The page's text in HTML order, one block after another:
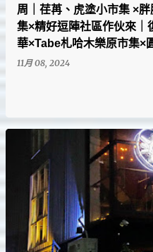
周｜荏苒、虎塗小市集 ×
集×精好逗陣社區作伙來｜
華×Tabe札哈木樂原市集×
11月 08, 2024